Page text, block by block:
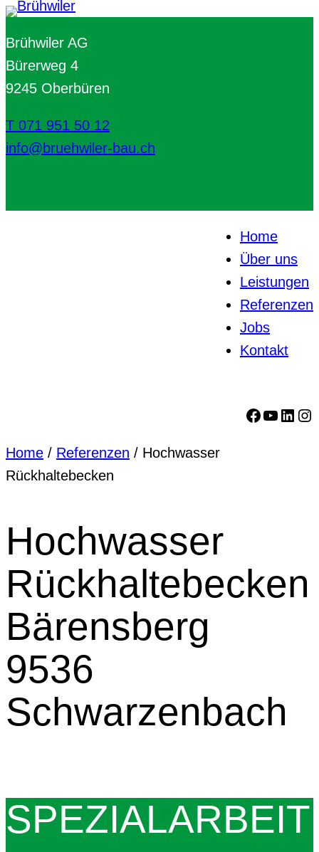
Brühwiler AG
Bürerweg 4
9245 Oberbüren
T 071 951 50 12
info@bruehwiler-bau.ch
Home
Über uns
Leistungen
Referenzen
Jobs
Kontakt
Facebook YouTube LinkedIn Instagram
Home / Referenzen / Hochwasser
Rückhaltebecken
Hochwasser
Rückhaltebecken
Bärensberg
9536
Schwarzenbach